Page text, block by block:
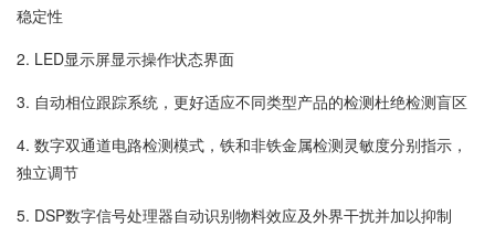
稳定性
2. LED显示屏显示操作状态界面
3. 自动相位跟踪系统，更好适应不同类型产品的检测杜绝检测盲区
4. 数字双通道电路检测模式，铁和非铁金属检测灵敏度分别指示，
独立调节
5. DSP数字信号处理器自动识别物料效应及外界干扰并加以抑制